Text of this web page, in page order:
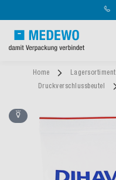
Home Lagersortiment
Druckverschlussbeutel